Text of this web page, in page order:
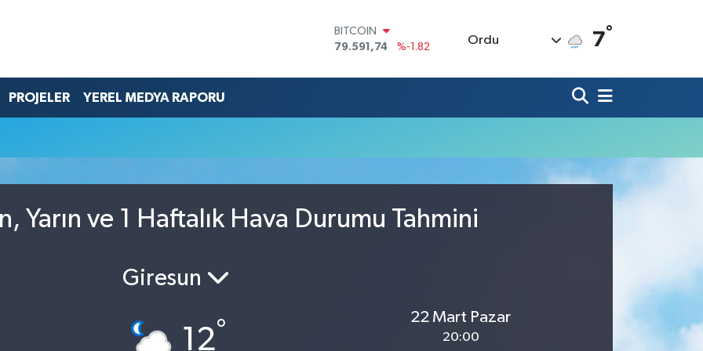
BITCOIN
79.591,74
%-1.82
45,43620
%0.02
BİST100
Ordu 7°
PROJELER YEREL MEDYA RAPORU
Yarın ve 1 Haftalık Hava Durumu Tahmini
Giresun
12°
22 Mart Pazar
20:00